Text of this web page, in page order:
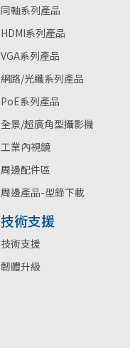
同軸系列產品
HDMI系列產品
VGA系列產品
網路/光纖系列產品
PoE系列產品
全景/超廣角型攝影機
工業內視鏡
周邊配件區
周邊產品-型錄下載
技術支援
技術支援
韌體升級